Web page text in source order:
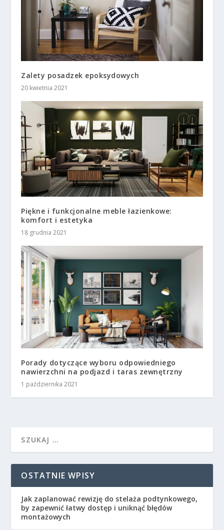
Zalety posadzek epoksydowych
20 kwietnia 2021
Piękne i funkcjonalne meble łazienkowe:
komfort i estetyka
18 grudnia 2021
Porady dotyczące wyboru odpowiedniego
nawierzchni na podjazd i taras zewnętrzny
1 października 2021
OSTATNIE WPISY
Jak zaplanować rewizję do stelaża podtynkowego,
by zapewnić łatwy dostęp i uniknąć błędów
montażowych